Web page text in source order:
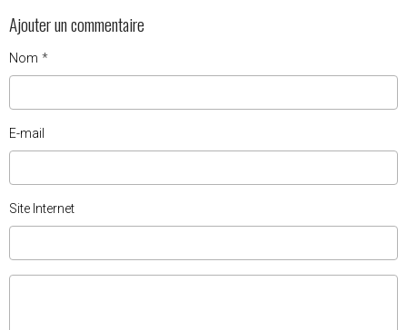
Ajouter un commentaire
Nom
E-mail
Site Internet